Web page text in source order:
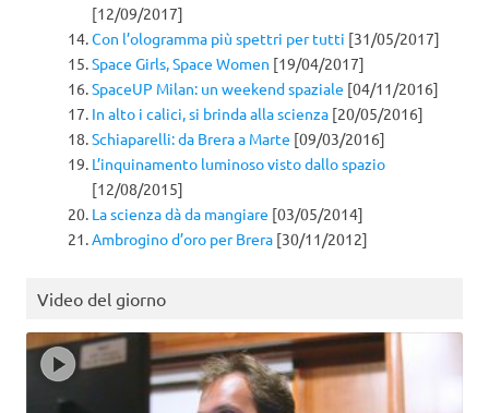
[12/09/2017]
Con l’ologramma più spettri per tutti [31/05/2017]
Space Girls, Space Women [19/04/2017]
SpaceUP Milan: un weekend spaziale [04/11/2016]
In alto i calici, si brinda alla scienza [20/05/2016]
Schiaparelli: da Brera a Marte [09/03/2016]
L’inquinamento luminoso visto dallo spazio
[12/08/2015]
La scienza dà da mangiare [03/05/2014]
Ambrogino d’oro per Brera [30/11/2012]
Video del giorno